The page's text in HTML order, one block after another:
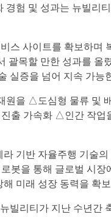
경험 및 성과는 뉴빌리
스 사이트를 확보하며
괄목할 만한 성과를
실증을 넘어 지속 가
원을 △도심형 물류 및
출 가속화 △인간 작
기반 자율주행 기술
봇을 통해 글로벌 시
미래 성장 동력을 확
빌리티가 지난 수년